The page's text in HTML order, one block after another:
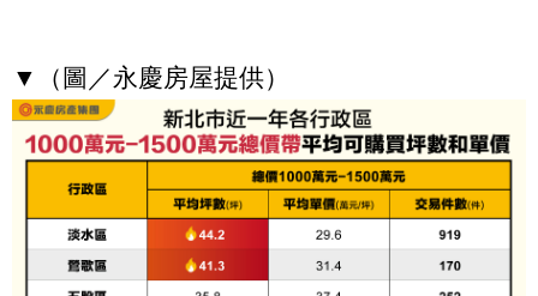
▼（圖／永慶房屋提供）